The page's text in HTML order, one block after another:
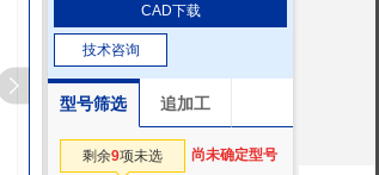
JL02系列弯角型插头
日本航空电子工业(JAE)[日本]
发货日：9天起
发货日：15天
CAD下载
技术咨询
型号筛选 追加工
剩余9项未选 尚未确定型号